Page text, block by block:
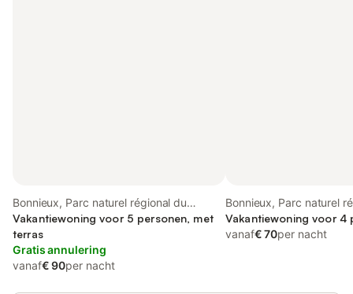
Bonnieux, Parc naturel régional du
Luberon
Vakantiewoning voor 5 personen, met
terras
Gratis annulering
vanaf€ 90per nacht
Bonnieux, Parc naturel
Luberon
Vakantiewoning voor 4
vanaf€ 70per nacht